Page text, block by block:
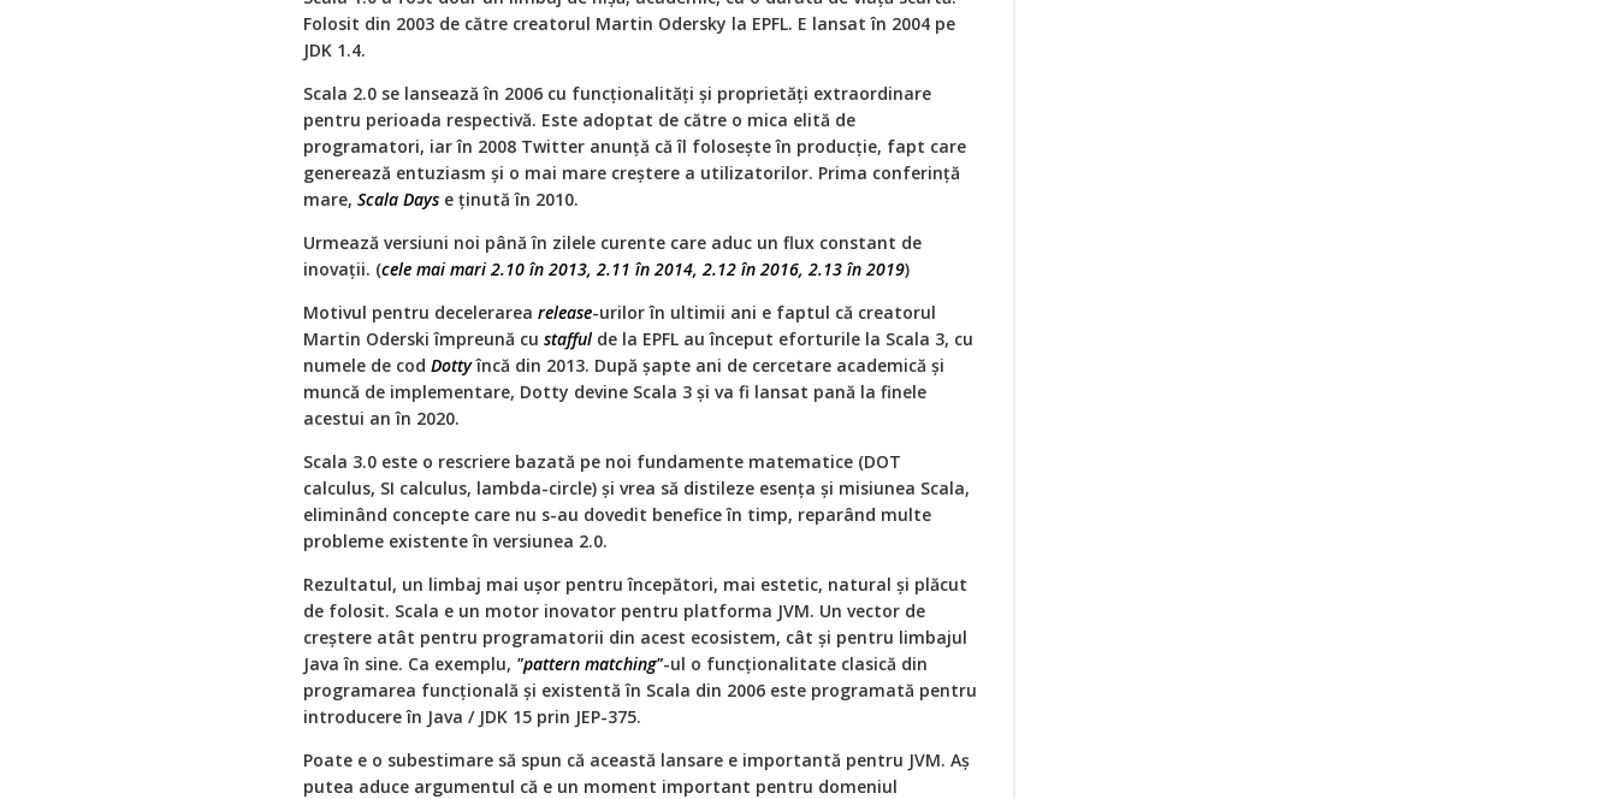
Folosit din 2003 de către creatorul Martin Odersky la EPFL. E lansat în 2004 pe
JDK 1.4.
Scala 2.0 se lansează în 2006 cu funcționalități și proprietăți extraordinare
pentru perioada respectivă. Este adoptat de către o mica elită de
programatori, iar în 2008 Twitter anunță că îl folosește în producție, fapt care
generează entuziasm și o mai mare creștere a utilizatorilor. Prima conferință
mare, Scala Days e ținută în 2010.
Urmează versiuni noi până în zilele curente care aduc un flux constant de
inovații. (cele mai mari 2.10 în 2013, 2.11 în 2014, 2.12 în 2016, 2.13 în 2019)
Motivul pentru decelerarea release-urilor în ultimii ani e faptul că creatorul
Martin Oderski împreună cu stafful de la EPFL au început eforturile la Scala 3, cu
numele de cod Dottyîncă din 2013. După șapte ani de cercetare academică și
muncă de implementare, Dotty devine Scala 3 și va fi lansat pană la finele
acestui an în 2020.
Scala 3.0 este o rescriere bazată pe noi fundamente matematice (DOT
calculus, SI calculus, lambda-circle) și vrea să distileze esența și misiunea Scala,
eliminând concepte care nu s-au dovedit benefice în timp, reparând multe
probleme existente în versiunea 2.0.
Rezultatul, un limbaj mai ușor pentru începători, mai estetic, natural și plăcut
de folosit. Scala e un motor inovator pentru platforma JVM. Un vector de
creștere atât pentru programatorii din acest ecosistem, cât și pentru limbajul
Java în sine. Ca exemplu, "pattern matching"-ul o funcționalitate clasică din
programarea funcțională și existentă în Scala din 2006 este programată pentru
introducere în Java / JDK 15 prin JEP-375.
Poate e o subestimare să spun că această lansare e importantă pentru JVM. Aș
putea aduce argumentul că e un moment important pentru domeniul